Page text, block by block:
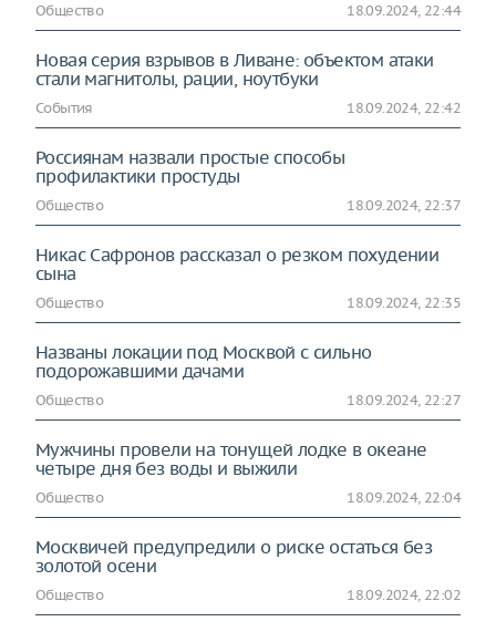
Общество 18.09.2024, 22:44
Новая серия взрывов в Ливане: объектом атаки
стали магнитолы, рации, ноутбуки
События 18.09.2024, 22:42
Россиянам назвали простые способы
профилактики простуды
Общество 18.09.2024, 22:37
Никас Сафронов рассказал о резком похудении
сына
Общество 18.09.2024, 22:35
Названы локации под Москвой с сильно
подорожавшими дачами
Общество 18.09.2024, 22:27
Мужчины провели на тонущей лодке в океане
четыре дня без воды и выжили
Общество 18.09.2024, 22:04
Москвичей предупредили о риске остаться без
золотой осени
Общество 18.09.2024, 22:02